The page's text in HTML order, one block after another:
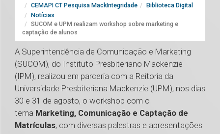
CEMAPI CT Pesquisa MackIntegridade
Biblioteca Digital
Notícias
SUCOM e UPM realizam workshop sobre marketing e
captação de alunos
A Superintendência de Comunicação e Marketing
(SUCOM), do Instituto Presbiteriano Mackenzie
(IPM), realizou em parceria com a Reitoria da
Universidade Presbiteriana Mackenzie (UPM), nos dias
30 e 31 de agosto, o workshop com o
tema Marketing, Comunicação e Captação de
Matrículas, com diversas palestras e apresentações